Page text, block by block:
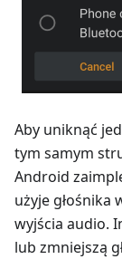
Aby uniknąć
tym samym
Android
użyje głośnika
wyjścia audio.
lub zmniejszą